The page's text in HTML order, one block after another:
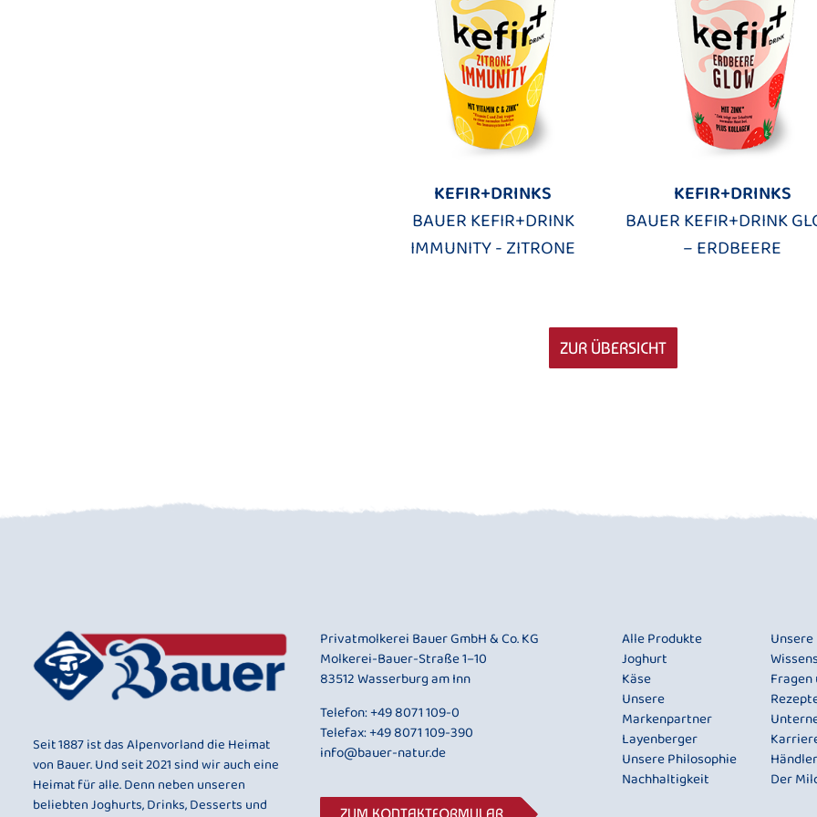
KEFIR+DRINKS
BAUER KEFIR+DRINK
IMMUNITY - ZITRONE
KEFIR+DRINKS
BAUER KEFIR+DRINK
– ERDBEERE
ZUR ÜBERSICHT
Seit 1887 ist das Alpenvorland die Heimat
von Bauer. Und seit 2021 sind wir auch eine
Heimat für alle. Denn neben unseren
beliebten Joghurts, Drinks, Desserts und
Privatmolkerei Bauer GmbH & Co. KG
Molkerei-Bauer-Straße 1–10
83512 Wasserburg am Inn
Telefon:+49 8071 109-0
Telefax: +49 8071 109-390
info@bauer-natur.de
Alle Produkte
Joghurt
Käse
Unsere
Markenpartner
Layenberger
Unsere Philosophie
Nachhaltigkeit
Der